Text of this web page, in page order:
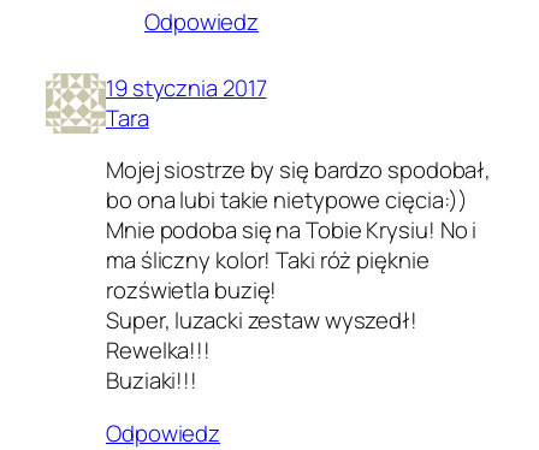
Odpowiedz
19 stycznia 2017
Tara
Mojej siostrze by się bardzo spodobał,
bo ona lubi takie nietypowe cięcia:))
Mnie podoba się na Tobie Krysiu! No i
ma śliczny kolor! Taki róż pięknie
rozświetla buzię!
Super, luzacki zestaw wyszedł!
Rewelka!!!
Buziaki!!!
Odpowiedz